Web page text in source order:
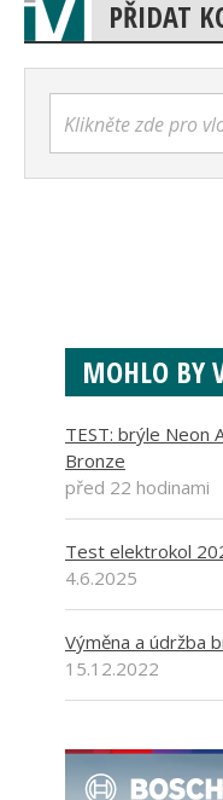
PŘIDAT
Klikněte zde pro
MOHLO BY
TEST: brýle Neon
Bronze
před 22 hodinami
Test elektrokol
4.6.2025
Výměna a údržba
15.12.2022